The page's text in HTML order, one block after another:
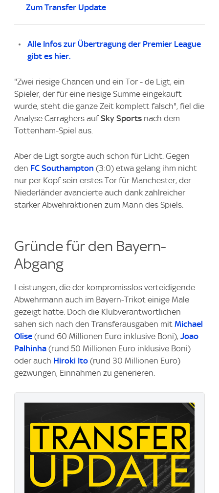
Zum Transfer Update
Alle Infos zur Übertragung der Premier League
gibt es hier.
"Zwei riesige Chancen und ein Tor - de Ligt, ein
Spieler, der für eine riesige Summe eingekauft
wurde, steht die ganze Zeit komplett falsch", fiel die
Analyse Carraghers aufSky Sports nach dem
Tottenham-Spiel aus.
Aber de Ligt sorgte auch schon für Licht. Gegen
den FC Southampton (3:0) etwa gelang ihm nicht
nur per Kopf sein erstes Tor für Manchester, der
Niederländer avancierte auch dank zahlreicher
starker Abwehraktionen zum Mann des Spiels.
Gründe für den Bayern-
Abgang
Leistungen, die der kompromisslos verteidigende
Abwehrmann auch im Bayern-Trikot einige Male
gezeigt hatte. Doch die Klubverantwortlichen
sahen sich nach den Transferausgaben mit Michael
Olise (rund 60 Millionen Euro inklusive Boni), Joao
Palhinha (rund 50 Millionen Euro inklusive Boni)
oder auch Hiroki Ito (rund 30 Millionen Euro)
gezwungen, Einnahmen zu generieren.